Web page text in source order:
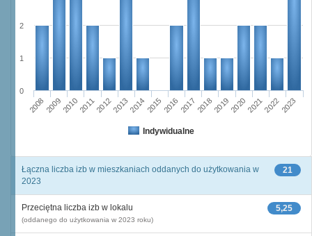
Indywidualne
2008200920102011201220132014201520162017201820192020202120222023
0
1
2
21
Łączna liczba izb w mieszkaniach oddanych do użytkowania w
2023
5,25
Przeciętna liczba izb w lokalu
(oddanego do użytkowania w 2023 roku)